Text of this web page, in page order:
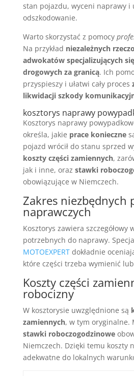
stan pojazdu, wyceni naprawy i
odszkodowanie.
Warto skorzystać z pomocy
Na przykład niezależnych
adwokatów specjalizujących
drogowych za granicą. Ich
przyspieszy i ułatwi cały proces
likwidacji szkody
kosztorys naprawy
Kosztorys naprawy
określa, jakie prace konieczne
pojazd wrócił do stanu sprzed
koszty części zamiennych,
jak i inne, oraz stawki
obowiązujące w Niemczech.
Zakres niezbędnych
naprawczych
Kosztorys zawiera szczegółowy
potrzebnych do naprawy.
MOTOEXPERTdokładnie
które części trzeba wymienić
Koszty części
robocizny
W kosztorysie uwzględnione są
zamiennych, w tym oryginalne.
stawki roboczogodzinowe
Niemczech. Dzięki temu koszty
adekwatne do lokalnych